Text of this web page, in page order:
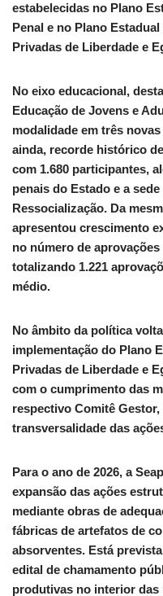
estabelecidas no Plano
Penal e no Plano
Privadas de Liberdade e
No eixo educacional,
Educação de Jovens e
modalidade em três
ainda, recorde histórico
com 1.680 participantes,
penais do Estado e a
Ressocialização. Da
apresentou crescimento
no número de
totalizando 1.221
médio.
No âmbito da política
implementação do Plano
Privadas de Liberdade e
com o cumprimento das
respectivo Comitê
transversalidade das
Para o ano de 2026, a
expansão das ações
mediante obras de
fábricas de artefatos de
absorventes. Está
edital de chamamento
produtivas no interior